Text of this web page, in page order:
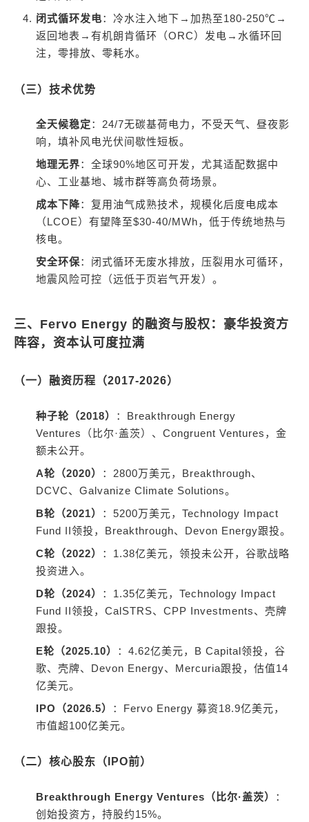
闭式循环发电：冷水注入地下→加热至180-250℃→
返回地表→有机朗肯循环（ORC）发电→水循环回
注，零排放、零耗水。
（三）技术优势
全天候稳定：24/7无碳基荷电力，不受天气、昼夜影
响，填补风电光伏间歇性短板。
地理无界：全球90%地区可开发，尤其适配数据中
心、工业基地、城市群等高负荷场景。
成本下降：复用油气成熟技术，规模化后度电成本
（LCOE）有望降至$30-40/MWh，低于传统地热与
核电。
安全环保：闭式循环无废水排放，压裂用水可循环，
地震风险可控（远低于页岩气开发）。
三、Fervo Energy 的融资与股权：豪华投资方
阵容，资本认可度拉满
（一）融资历程（2017-2026）
种子轮（2018）
：Breakthrough Energy
Ventures（比尔·盖茨）、Congruent Ventures，金
额未公开。
A轮（2020）
：2800万美元，Breakthrough、
DCVC、Galvanize Climate Solutions。
B轮（2021）
：5200万美元，Technology Impact
Fund II领投，Breakthrough、Devon Energy跟投。
C轮（2022）
：1.38亿美元，领投未公开，谷歌战略
投资进入。
D轮（2024）
：1.35亿美元，Technology Impact
Fund II领投，CalSTRS、CPP Investments、壳牌
跟投。
E轮（2025.10）
：4.62亿美元，B Capital领投，谷
歌、壳牌、Devon Energy、Mercuria跟投，估值14
亿美元。
IPO（2026.5）
：Fervo Energy 募资18.9亿美元，
市值超100亿美元。
（二）核心股东（IPO前）
Breakthrough Energy Ventures（比尔·盖茨）
：
创始投资方，持股约15%。